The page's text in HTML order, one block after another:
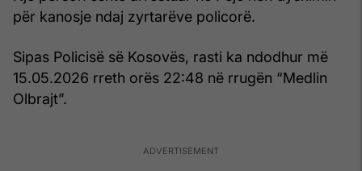
për kanosje ndaj zyrtarëve policorë.
Sipas Policisë së Kosovës, rasti ka ndodhur më
15.05.2026 rreth orës 22:48 në rrugën “Medlin
Olbrajt”.